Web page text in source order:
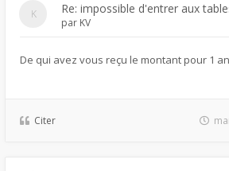
Re: impossible d'entrer aux
par KV
De qui avez vous reçu le montant pour 1
Citer